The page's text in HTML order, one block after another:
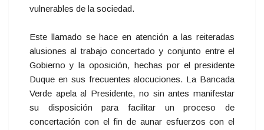
vulnerables de la sociedad.
Este llamado se hace en atención a las reiteradas
alusiones al trabajo concertado y conjunto entre el
Gobierno y la oposición, hechas por el presidente
Duque en sus frecuentes alocuciones. La Bancada
Verde apela al Presidente, no sin antes manifestar
su disposición para facilitar un proceso de
concertación con el fin de aunar esfuerzos con el